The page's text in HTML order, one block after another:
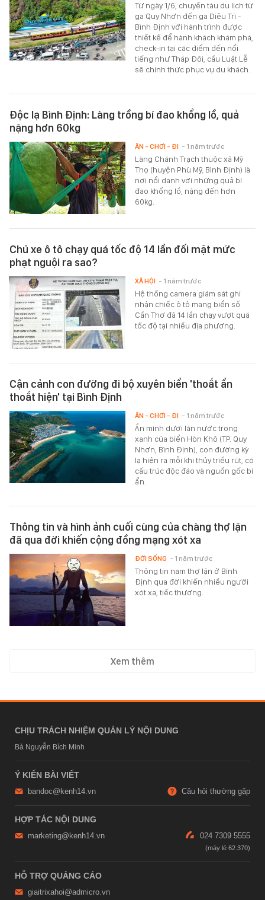
Từ ngày 1/6, chuyến tàu du lịch từ
ga Quy Nhơn đến ga Diêu Trì -
Bình Định với hành trình được
thiết kế để hành khách khám phá,
check-in tại các điểm đến nổi
tiếng như Tháp Đôi, cầu Luật Lễ
sẽ chính thức phục vụ du khách.
Độc lạ Bình Định: Làng trồng bí đao khổng lồ, quả
nặng hơn 60kg
Làng Chánh Trạch thuộc xã Mỹ
Thọ (huyện Phù Mỹ, Bình Định) là
nơi nổi danh với những quả bí
đao khổng lồ, nặng đến hơn
60kg.
ĂN - CHƠI - ĐI - 1 năm trước
Chủ xe ô tô chạy quá tốc độ 14 lần đối mặt mức
phạt nguội ra sao?
Hệ thống camera giám sát ghi
nhận chiếc ô tô mang biển số
Cần Thơ đã 14 lần chạy vượt quá
tốc độ tại nhiều địa phương.
XÃ HỘI - 1 năm trước
Cận cảnh con đường đi bộ xuyên biển 'thoắt ẩn
thoắt hiện' tại Bình Định
Ẩn mình dưới làn nước trong
xanh của biển Hòn Khô (TP. Quy
Nhơn, Bình Định), con đường kỳ
lạ hiện ra mỗi khi thủy triều rút, có
cấu trúc độc đáo và nguồn gốc bí
ẩn.
ĂN - CHƠI - ĐI - 1 năm trước
Thông tin và hình ảnh cuối cùng của chàng thợ lặn
đã qua đời khiến cộng đồng mạng xót xa
Thông tin nam thợ lặn ở Bình
Định qua đời khiến nhiều người
xót xa, tiếc thương.
ĐỜI SỐNG - 1 năm trước
Xem thêm
CHỊU TRÁCH NHIỆM QUẢN LÝ NỘI DUNG
Bà Nguyễn Bích Minh
Ý KIẾN BÀI VIẾT
bandoc@kenh14.vn Câu hỏi thường gặp
HỢP TÁC NỘI DUNG
marketing@kenh14.vn 024 7309 5555
HỖ TRỢ QUẢNG CÁO
giaitrixahoi@admicro.vn